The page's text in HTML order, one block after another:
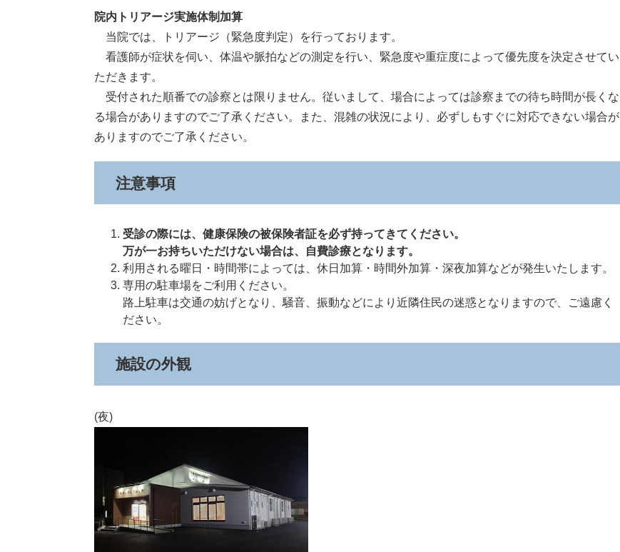
院内トリアージ実施体制加算
当院では、トリアージ（緊急度判定）を行っております。
看護師が症状を伺い、体温や脈拍などの測定を行い、緊急度や重症度によって優先度を決定させてい
ただきます。
受付された順番での診察とは限りません。従いまして、場合によっては診察までの待ち時間が長くな
る場合がありますのでご了承ください。また、混雑の状況により、必ずしもすぐに対応できない場合が
ありますのでご了承ください。
​注意事項
受診の際には、健康保険の被保険者証を必ず持ってきてください。
万が一お持ちいただけない場合は、自費診療となります。
利用される曜日・時間帯によっては、休日加算・時間外加算・深夜加算などが発生いたします。
専用の駐車場をご利用ください。
路上駐車は交通の妨げとなり、騒音、振動などにより近隣住民の迷惑となりますので、ご遠慮く
ださい。
施設の外観
(夜)